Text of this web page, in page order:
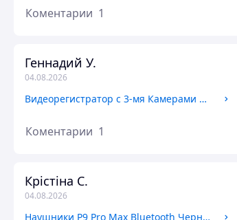
Коментарии 1
Геннадий У.
04.08.2026
Видеорегистратор c 3-мя Камерами Dash Cam T695, Автомобильный Регистратор с Камерой Заднего Вида
Коментарии 1
Крістіна С.
04.08.2026
Наушники P9 Pro Max Bluetooth Черные и Белые, Беспроводная Гарнитура с Плеером